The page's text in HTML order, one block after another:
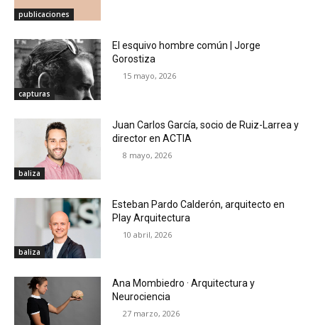
publicaciones
capturas
El esquivo hombre común | Jorge
Gorostiza
15 mayo, 2026
baliza
Juan Carlos García, socio de Ruiz-Larrea y
director en ACTIA
8 mayo, 2026
baliza
Esteban Pardo Calderón, arquitecto en
Play Arquitectura
10 abril, 2026
Ana Mombiedro · Arquitectura y
Neurociencia
27 marzo, 2026